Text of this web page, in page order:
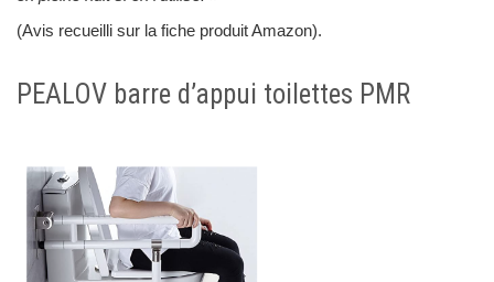
(Avis recueilli sur la fiche produit Amazon).
PEALOV barre d’appui toilettes PMR